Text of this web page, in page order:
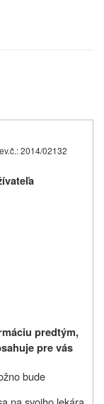
2014/02132
predtým,
pre vás
bude